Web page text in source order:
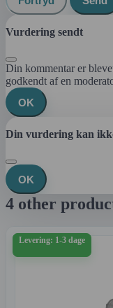
Vurdering sendt
Din kommentar er
godkendt af en
OK
Din vurdering kan
OK
4 other
Levering: 1-3 dage